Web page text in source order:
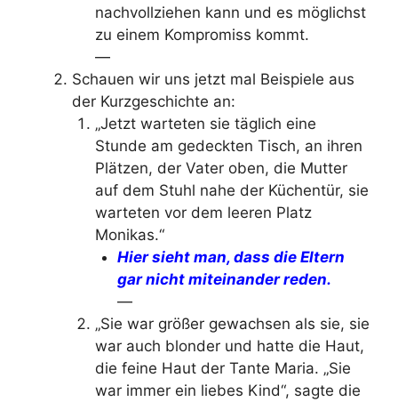
nachvollziehen kann und es möglichst
zu einem Kompromiss kommt.
—
Schauen wir uns jetzt mal Beispiele aus
der Kurzgeschichte an:
„Jetzt warteten sie täglich eine
Stunde am gedeckten Tisch, an ihren
Plätzen, der Vater oben, die Mutter
auf dem Stuhl nahe der Küchentür, sie
warteten vor dem leeren Platz
Monikas.“
Hier sieht man, dass die Eltern
gar nicht miteinander reden.
—
„Sie war größer gewachsen als sie, sie
war auch blonder und hatte die Haut,
die feine Haut der Tante Maria. „Sie
war immer ein liebes Kind“, sagte die